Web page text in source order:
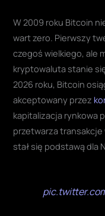
W 2009 roku Bitcoin
wart zero. Pierwszy
czegoś wielkiego, ale
kryptowaluta stanie
2026 roku, Bitcoin
akceptowany przez
kapitalizacja rynkowa
przetwarza
stał się podstawą dla